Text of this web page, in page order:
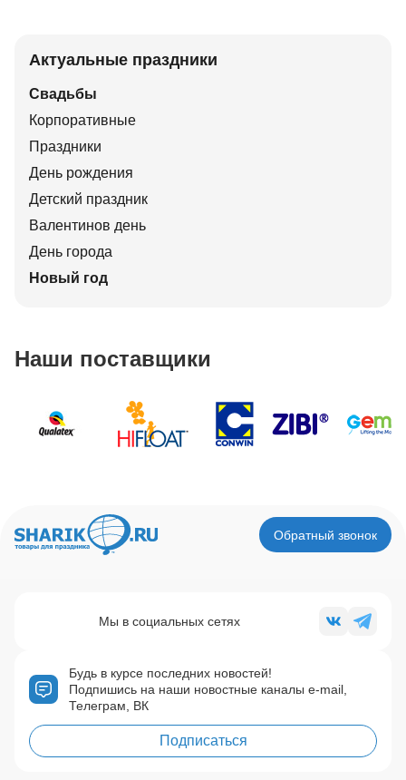
Актуальные праздники
Свадьбы
Корпоративные
Праздники
День рождения
Детский праздник
Валентинов день
День города
Новый год
Наши поставщики
Обратный звонок
Будь в курсе последних новостей!
Подпишись на наши новостные каналы e-mail,
Телеграм, ВК
Подписаться
Мы в социальных сетях